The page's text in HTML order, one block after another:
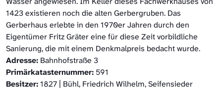
1423 existieren noch die alten Gerbergruben. Das
Gerberhaus erlebte in den 1970er Jahren durch den
Eigentümer Fritz Gräter eine für diese Zeit vorbildliche
Sanierung, die mit einem Denkmalpreis bedacht wurde.
Adresse: Bahnhofstraße 3
Primärkatasternummer: 591
Besitzer:1827 | Bühl, Friedrich Wilhelm, Seifensieder